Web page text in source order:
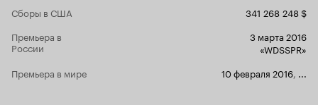
Сборы в США
341 268 248 $
Премьера в
России
3 марта 2016
«WDSSPR»
Премьера в мире
10 февраля 2016